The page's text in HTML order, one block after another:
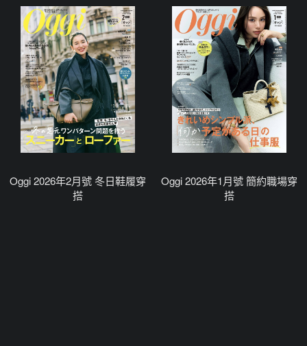
Oggi 2026年2月號 冬日鞋履穿
搭
Oggi 2026年1月號 簡約職場穿
搭